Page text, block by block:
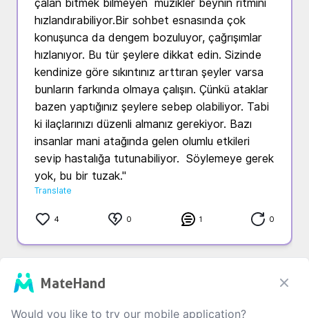
çalan bitmek bilmeyen  müzikler beynin ritmini
hızlandırabiliyor.Bir sohbet esnasında çok
konuşunca da dengem bozuluyor, çağrışımlar
hızlanıyor. Bu tür şeylere dikkat edin. Sizinde
kendinize göre sıkıntınız arttıran şeyler varsa
bunların farkında olmaya çalışın. Çünkü ataklar
bazen yaptığınız şeylere sebep olabiliyor. Tabi
ki ilaçlarınızı düzenli almanız gerekiyor. Bazı
insanlar mani atağında gelen olumlu etkileri
sevip hastalığa tutunabiliyor.  Söylemeye gerek
yok, bu bir tuzak."
Translate
4 0 1 0
MateHand
Would you like to try our mobile application?